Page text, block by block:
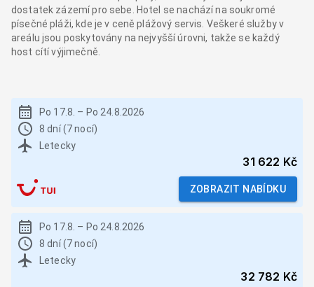
dostatek zázemí pro sebe. Hotel se nachází na soukromé
písečné pláži, kde je v ceně plážový servis. Veškeré služby v
areálu jsou poskytovány na nejvyšší úrovni, takže se každý
host cítí výjimečně.
Po 17.8. – Po 24.8.2026
8 dní (7 nocí)
Letecky
31 622 Kč
ZOBRAZIT NABÍDKU
Po 17.8. – Po 24.8.2026
8 dní (7 nocí)
Letecky
32 782 Kč